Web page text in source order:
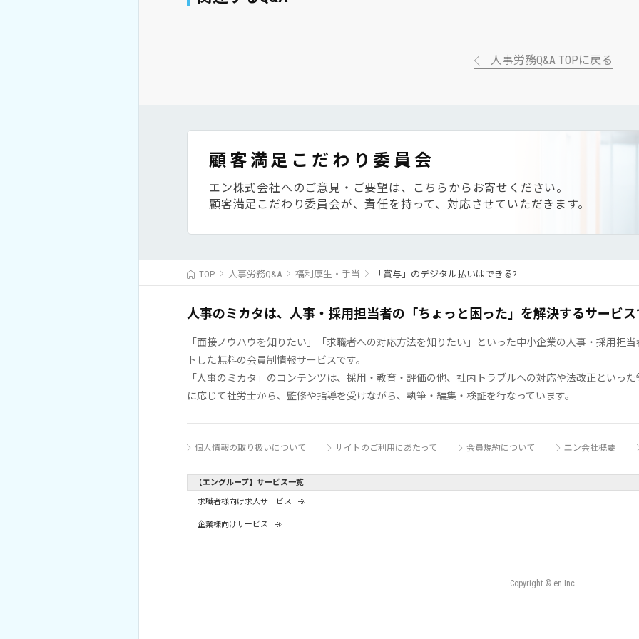
人事労務Q&A TOPに戻る
顧客満足こだわり委員会
エン株式会社へのご意見・ご要望は、こちらからお寄せください。
顧客満足こだわり委員会が、責任を持って、対応させていただきます。
TOP 人事労務Q&A 福利厚生・手当 「賞与」のデジタル払いはできる?
人事のミカタは、人事・採用担当者の「ちょっと困った」を解決するサービス
「面接ノウハウを知りたい」「求職者への対応方法を知りたい」といった中小企業の人事・採用担
トした無料の会員制情報サービスです。
「人事のミカタ」のコンテンツは、採用・教育・評価の他、社内トラブルへの対応や法改正といっ
に応じて社労士から、監修や指導を受けながら、執筆・編集・検証を行なっています。
個人情報の取り扱いについて サイトのご利用にあたって 会員規約について エン会社概要
【エングループ】サービス一覧
求職者様向け求人サービス
企業様向けサービス
Copyright © en Inc.